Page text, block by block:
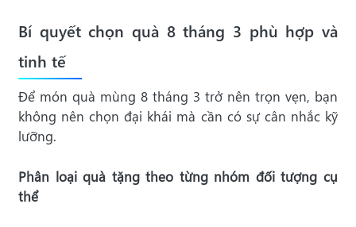
Bí quyết chọn quà 8 tháng 3 phù hợp và
tinh tế
Để món quà mùng 8 tháng 3 trở nên trọn vẹn, bạn
không nên chọn đại khái mà cần có sự cân nhắc kỹ
lưỡng.
Phân loại quà tặng theo từng nhóm đối tượng cụ
thể